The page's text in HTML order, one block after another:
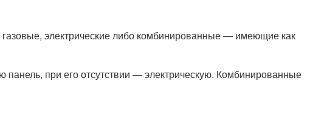
электрические либо комбинированные — имеющие как
при его отсутствии — электрическую. Комбинированные